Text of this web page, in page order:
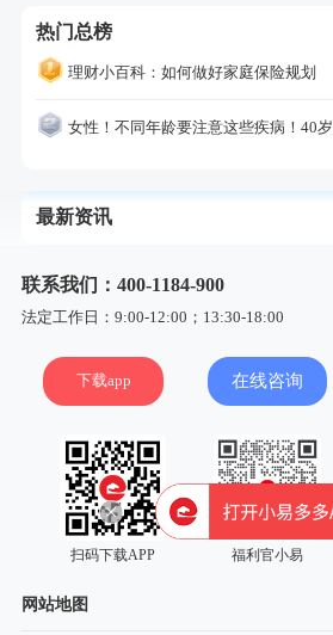
热门总榜
理财小百科：如何做好家庭保险规划
女性！不同年龄要注意这些疾病！40岁的这个疾病最需要注意！
最新资讯
联系我们：400-1184-900
法定工作日：9:00-12:00；13:30-18:00
下载app 在线咨询
扫码下载APP 福利官小易
网站地图